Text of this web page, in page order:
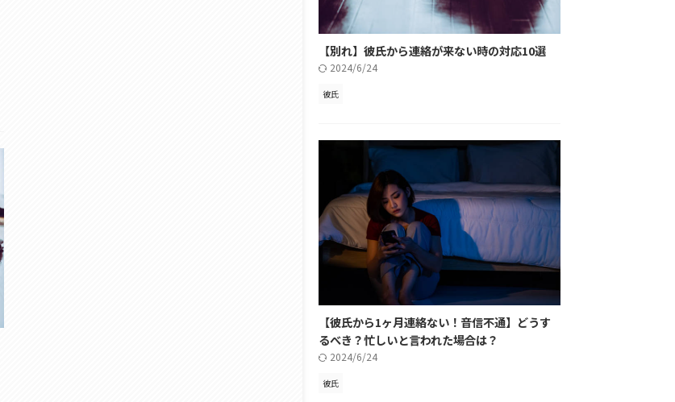
【別れ】彼氏から連絡が来ない時の対応10選
2024/6/24
彼氏
【彼氏から1ヶ月連絡ない！音信不通】どうす
るべき？忙しいと言われた場合は？
2024/6/24
彼氏